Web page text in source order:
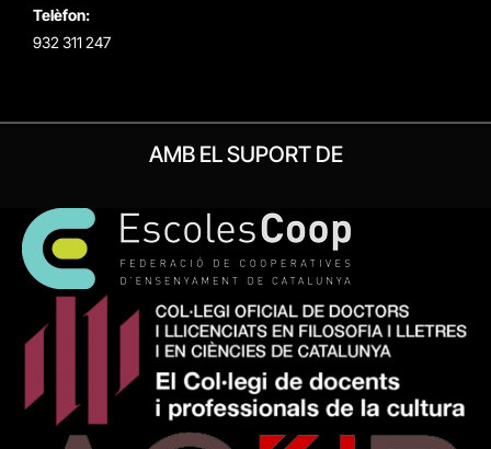
Telèfon:
932 311 247
AMB EL SUPORT DE